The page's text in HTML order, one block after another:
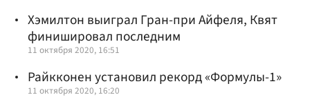
Хэмилтон выиграл Гран-при Айфеля, Квят
финишировал последним
11 октября 2020, 16:51
Райкконен установил рекорд «Формулы-1»
11 октября 2020, 16:20